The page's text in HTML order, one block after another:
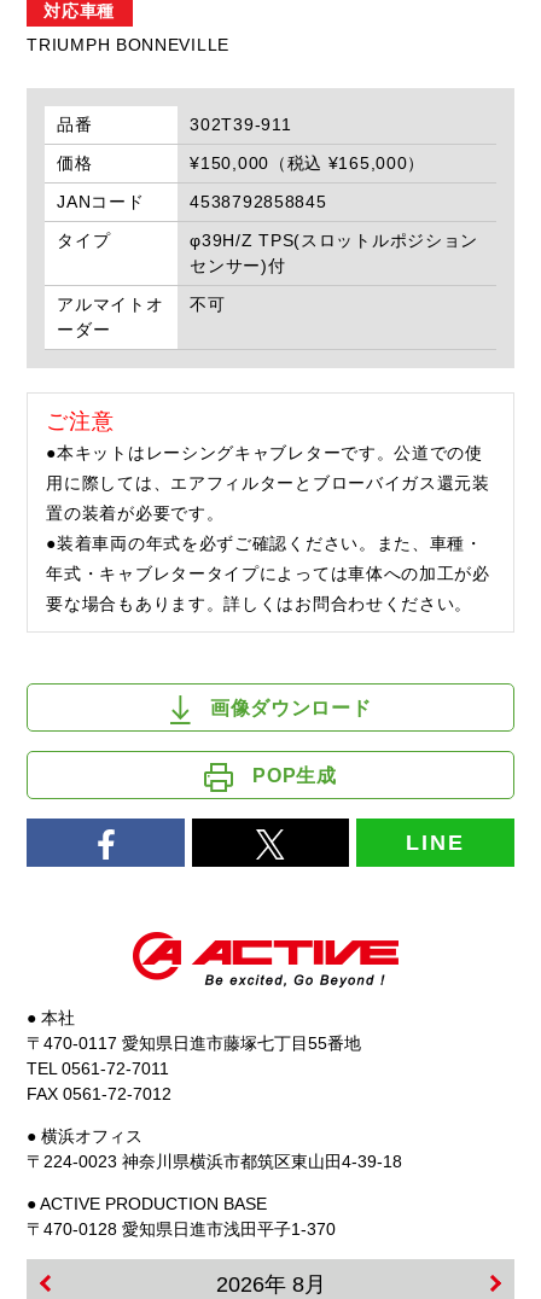
対応車種
TRIUMPH BONNEVILLE
品番
302T39-911
価格
¥150,000（税込 ¥165,000）
JANコード
4538792858845
タイプ
φ39H/Z TPS(スロットルポジション
センサー)付
アルマイトオ
ーダー
不可
ご注意
●本キットはレーシングキャブレターです。公道での使
用に際しては、エアフィルターとブローバイガス還元装
置の装着が必要です。
●装着車両の年式を必ずご確認ください。また、車種・
年式・キャブレタータイプによっては車体への加工が必
要な場合もあります。詳しくはお問合わせください。
画像ダウンロード
POP生成
LINE
● 本社
〒470-0117 愛知県日進市藤塚七丁目55番地
TEL 0561-72-7011
FAX 0561-72-7012
● 横浜オフィス
〒224-0023 神奈川県横浜市都筑区東山田4-39-18
● ACTIVE PRODUCTION BASE
〒470-0128 愛知県日進市浅田平子1-370
2026年 8月